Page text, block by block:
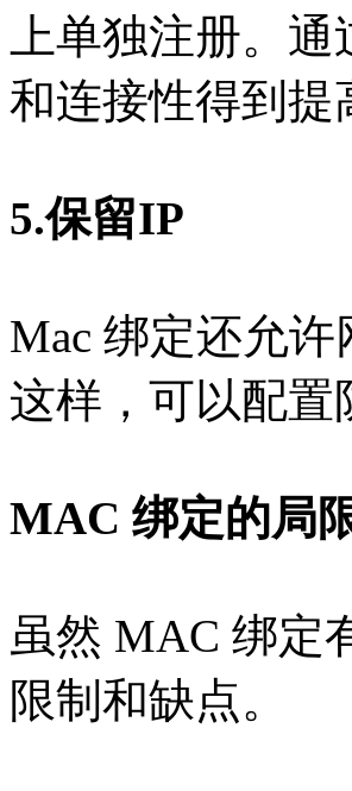
上单独注册。
和连接性得到提
5.保留IP
Mac 绑定还允
这样，可以配
MAC 绑定的局
虽然 MAC 绑定
限制和缺点。